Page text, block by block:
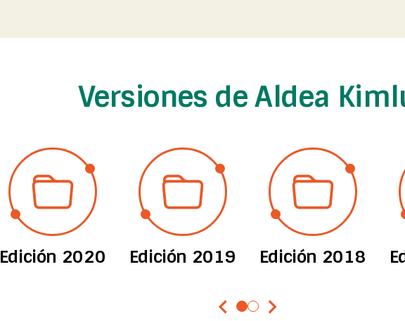
Versiones de Aldea
Edición 2020 Edición 2019 Edición 2018
chevron_left chevron_right